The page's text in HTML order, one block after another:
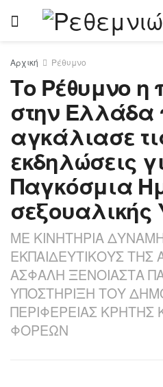
Αρχική Ρέθυμνο
Το Ρέθυμνο η
στην Ελλάδα
αγκάλιασε
εκδηλώσεις
Παγκόσμια
σεξουαλικής
ΜΕ ΚΙΝΗΤΗΡΙΑ ΔΥΝΑΜΗ
ΕΚΠΑΙΔΕΥΤΙΚΟΥΣ ΤΗΣ
ΑΣΦΑΛΗ ΞΕΝΟΙΑΣΤΑ
ΥΠΟΣΤΗΡΙΞΗ ΤΟΥ
ΠΕΡΙΦΕΡΕΙΑΣ
ΦΟΡΕΩΝ